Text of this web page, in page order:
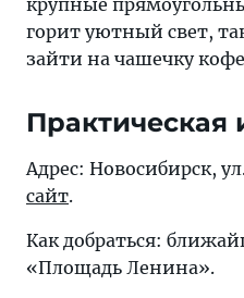
крупные
горит уютный свет,
зайти на чашечку
Адрес: Новосибирск,
сайт.
Как добраться:
«Площадь Ленина».